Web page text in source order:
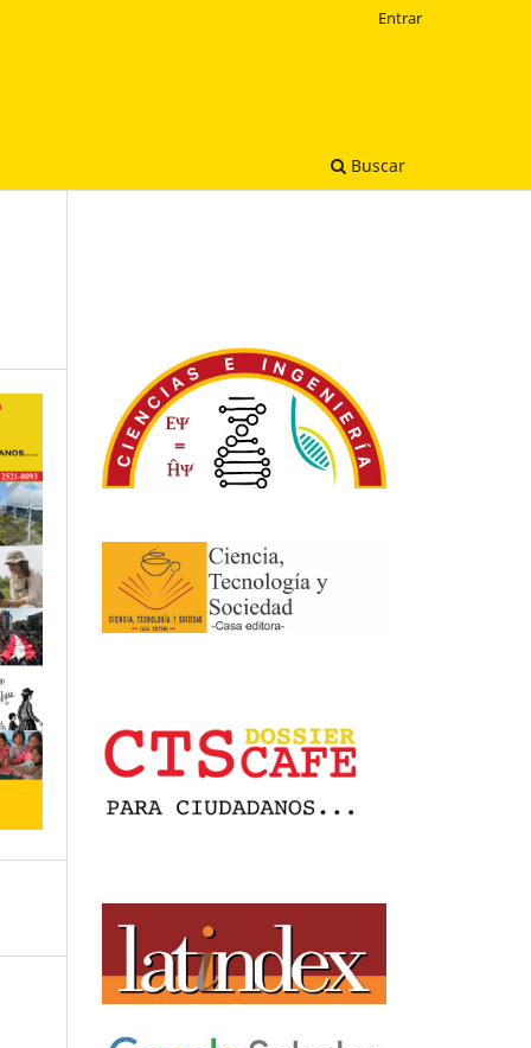
Buscar
Entrar